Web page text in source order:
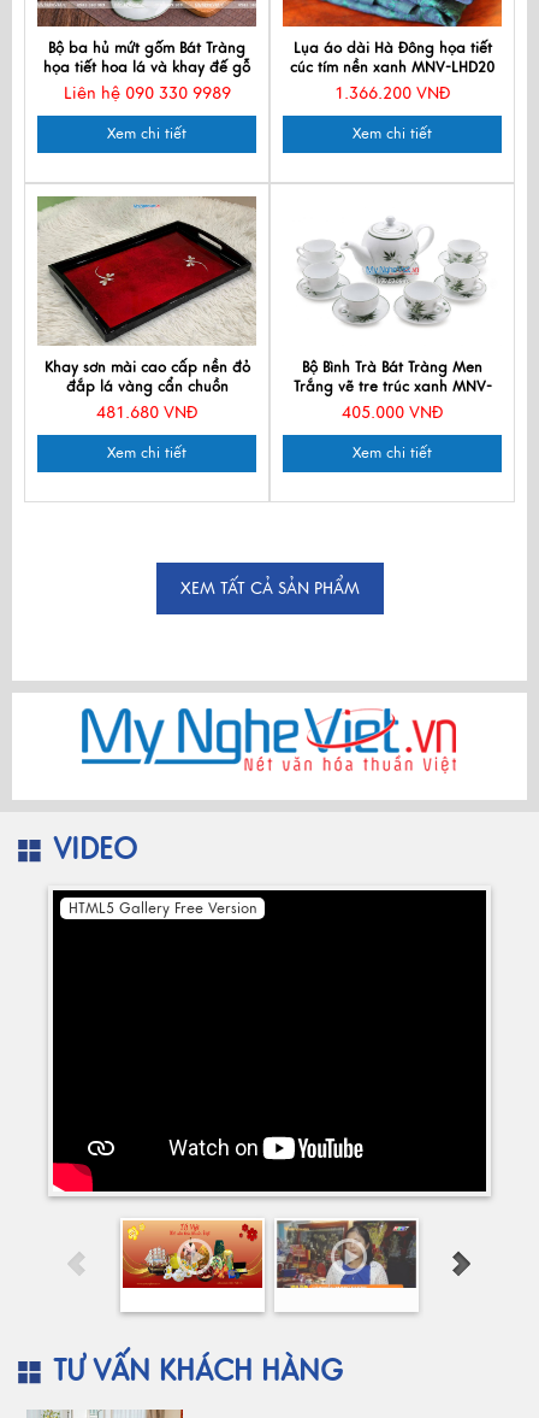
Bộ ba hủ mứt gốm Bát Tràng
họa tiết hoa lá và khay đế gỗ
Liên hệ 090 330 9989
Xem chi tiết
Lụa áo dài Hà Đông họa tiết
cúc tím nền xanh MNV-LHD20
1.366.200 VNĐ
Xem chi tiết
Khay sơn mài cao cấp nền đỏ
đắp lá vàng cẩn chuồn
35x24cmx3.5cm KSM323-2
481.680 VNĐ
Xem chi tiết
Bộ Bình Trà Bát Tràng Men
Trắng vẽ tre trúc xanh MNV-
TS001-1
405.000 VNĐ
Xem chi tiết
XEM TẤT CẢ SẢN PHẨM
VIDEO
HTML5 Gallery Free Version
TƯ VẤN KHÁCH HÀNG